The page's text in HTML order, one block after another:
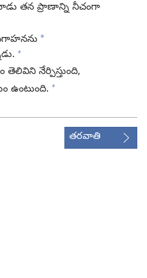
తన ప్రాణాన్ని నీచంగా
*
+
నేర్పిస్తుంది,
ఉంటుంది. +
తరవాతి